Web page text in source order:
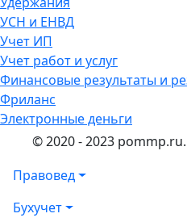
УСН и ЕНВД
Учет ИП
Учет работ и услуг
Финансовые результаты и
Фриланс
Электронные деньги
© 2020 - 2023
Правовед
Бухучет